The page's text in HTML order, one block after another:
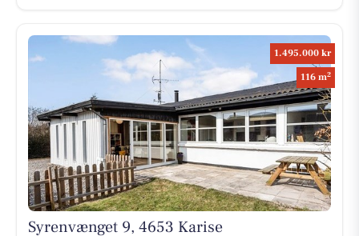
1.495.000 kr
116 m2
Syrenvænget 9, 4653 Karise